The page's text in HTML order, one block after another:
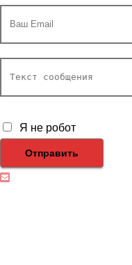
Я не робот
Отправить